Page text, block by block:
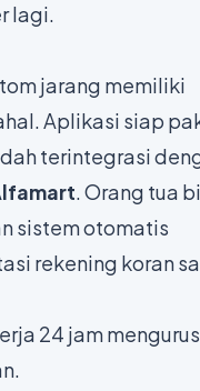
lagi.
jarang memiliki
Aplikasi siap
terintegrasi
. Orang tua
sistem otomatis
rekening koran
24 jam mengurus